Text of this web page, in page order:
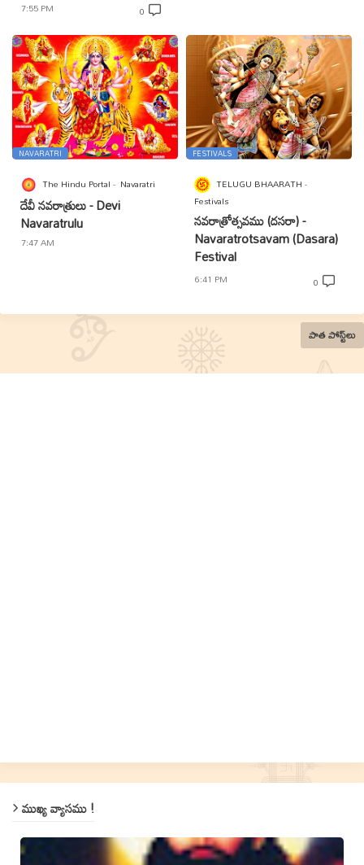
7:55 PM 0
NAVARATRI
The Hindu Portal Navaratri
దేవీ నవరాత్రులు - Devi
Navaratrulu
7:47 AM
FESTIVALS
TELUGU BHAARATH
Festivals
నవరాత్రోత్సవము (దసరా) -
Navaratrotsavam (Dasara)
Festival
6:41 PM 0
పాత పోస్ట్‌లు
ముఖ్య వ్యాసము !